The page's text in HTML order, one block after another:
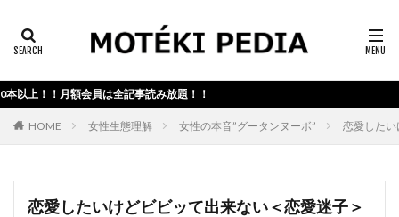
！！月額会員は全記事読み放題！！
HOME 女性生態理解 女性の本音”グータンヌーボ” 恋愛した
恋愛したいけどビビッて出来ない＜恋愛迷子＞